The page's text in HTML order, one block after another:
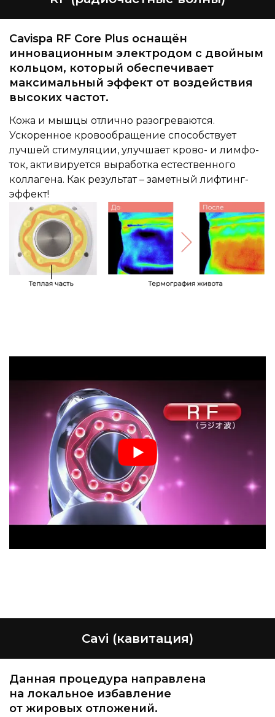
Cavispa RF Core Plus оснащён
инновационным электродом с двойным
кольцом, который обеспечивает
максимальный эффект от воздействия
высоких частот.
Кожа и мышцы отлично разогреваются.
Ускоренное кровообращение способствует
лучшей стимуляции, улучшает крово- и лимфо-
ток, активируется выработка естественного
коллагена. Как результат – заметный лифтинг-
эффект!
Cavi (кавитация)
Данная процедура направлена
на локальное избавление
от жировых отложений.